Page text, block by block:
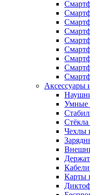
Аксессуары
Умные
Чехлы
Карты